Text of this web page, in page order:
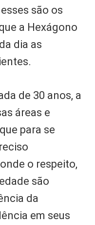
são os
a Hexágono
dia as
de 30 anos, a
áreas e
para se
o respeito,
são
da
em seus